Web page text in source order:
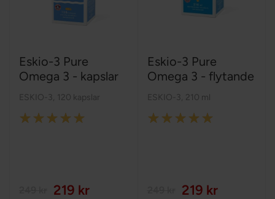
Eskio-3 Pure
Omega 3 - kapslar
ESKIO-3 120 kapslar
Rating:
219 kr
Eskio-3 Pure
Omega 3 - flytande
ESKIO-3 210 ml
Rating:
219 kr